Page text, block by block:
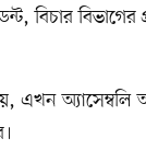
বিচার
অ্যাসেম্বলি